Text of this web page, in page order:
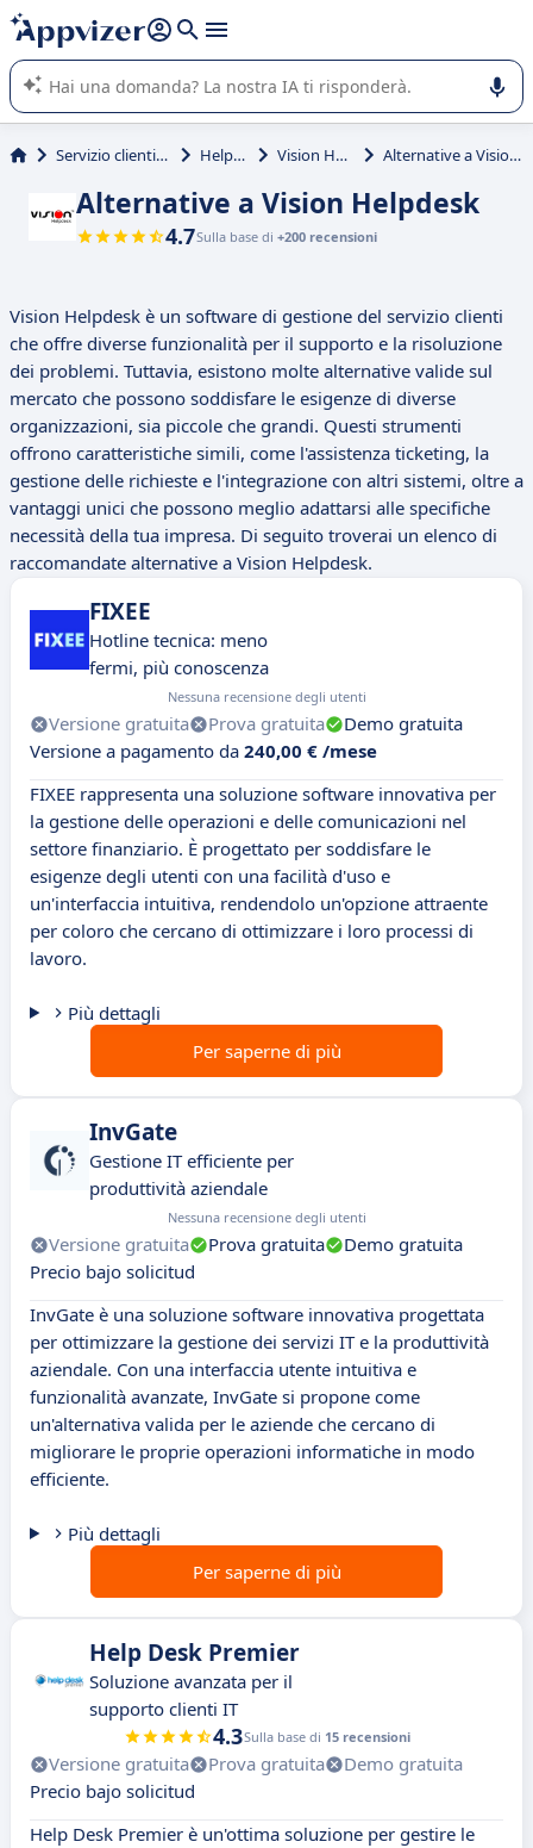
righe con
shift + enter
L'IA di Appvizer vi guida nell'utilizzo o nella scelta di un
software SaaS per la vostra azienda.
Servizio clienti e vendite Help Desk Vision Helpdesk Alternative a Vision Helpdesk
Alternative a Vision Helpdesk
4.7Sulla base di +200 recensioni
Vision Helpdesk è un software di gestione del servizio clienti
che offre diverse funzionalità per il supporto e la risoluzione
dei problemi. Tuttavia, esistono molte alternative valide sul
mercato che possono soddisfare le esigenze di diverse
organizzazioni, sia piccole che grandi. Questi strumenti
offrono caratteristiche simili, come l'assistenza ticketing, la
gestione delle richieste e l'integrazione con altri sistemi, oltre a
vantaggi unici che possono meglio adattarsi alle specifiche
necessità della tua impresa. Di seguito troverai un elenco di
raccomandate alternative a Vision Helpdesk.
FIXEE
Hotline tecnica: meno
fermi, più conoscenza
Nessuna recensione degli utenti
Versione gratuita Prova gratuita
Demo gratuita
Versione a pagamento da 240,00 € /mese
FIXEE rappresenta una soluzione software innovativa per
la gestione delle operazioni e delle comunicazioni nel
settore finanziario. È progettato per soddisfare le
esigenze degli utenti con una facilità d'uso e
un'interfaccia intuitiva, rendendolo un'opzione attraente
per coloro che cercano di ottimizzare i loro processi di
lavoro.
Più dettagli
Per saperne di più
InvGate
Gestione IT efficiente per
produttività aziendale
Nessuna recensione degli utenti
Versione gratuita Prova gratuita
Demo gratuita
Precio bajo solicitud
InvGate è una soluzione software innovativa progettata
per ottimizzare la gestione dei servizi IT e la produttività
aziendale. Con una interfaccia utente intuitiva e
funzionalità avanzate, InvGate si propone come
un'alternativa valida per le aziende che cercano di
migliorare le proprie operazioni informatiche in modo
efficiente.
Più dettagli
Per saperne di più
Help Desk Premier
Soluzione avanzata per il
supporto clienti IT
4.3Sulla base di 15 recensioni
Versione gratuita Prova gratuita
Demo gratuita
Precio bajo solicitud
Help Desk Premier è un'ottima soluzione per gestire le